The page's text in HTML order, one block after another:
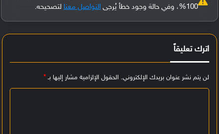
100%، وفي حالة وجود خطأ يُرجى
التواصل معنا لتصحيحه.
اترك تعليقاً
لن يتم نشر عنوان بريدك الإلكتروني. الحقول الإلزامية مشار إليها بـ*